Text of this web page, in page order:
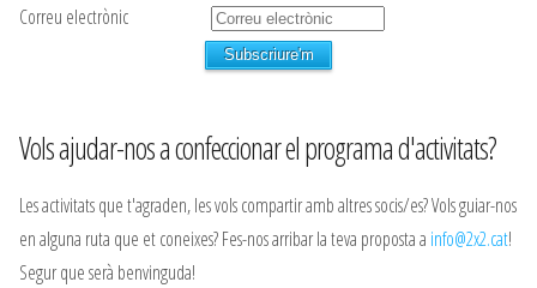
Correu electrònic
Vols ajudar-nos a confeccionar el programa d'activitats?
Les activitats que t'agraden, les vols compartir amb altres socis/es? Vols guiar-nos
en alguna ruta que et coneixes? Fes-nos arribar la teva proposta a info@2x2.cat!
Segur que serà benvinguda!